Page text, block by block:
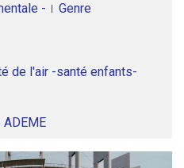
- Genre
de l'air -santé enfants-
ADEME